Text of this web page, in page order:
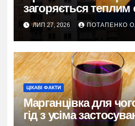
загоряється
ЛИП 27, 2026 ПОТАПЕНКО
ЦІКАВІ ФАКТИ
Марганцівка для
гід з усіма